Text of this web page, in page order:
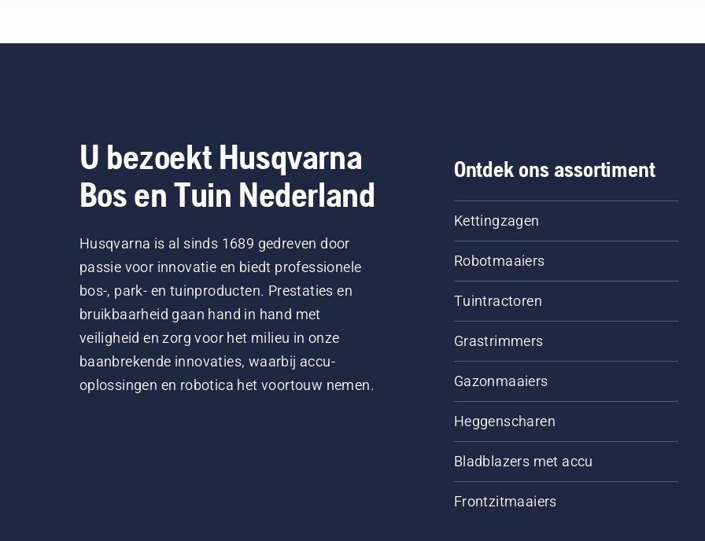
U bezoekt Husqvarna
Bos en Tuin Nederland
Husqvarna is al sinds 1689 gedreven door
passie voor innovatie en biedt professionele
bos-, park- en tuinproducten. Prestaties en
bruikbaarheid gaan hand in hand met
veiligheid en zorg voor het milieu in onze
baanbrekende innovaties, waarbij accu-
oplossingen en robotica het voortouw nemen.
Ontdek ons assortiment
Kettingzagen
Robotmaaiers
Tuintractoren
Grastrimmers
Gazonmaaiers
Heggenscharen
Bladblazers met accu
Frontzitmaaiers